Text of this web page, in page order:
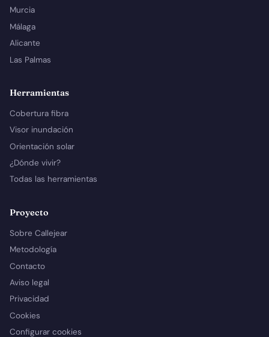
Murcia
Málaga
Alicante
Las Palmas
Herramientas
Cobertura fibra
Visor inundación
Orientación solar
¿Dónde vivir?
Todas las herramientas
Proyecto
Sobre Callejear
Metodología
Contacto
Aviso legal
Privacidad
Cookies
Configurar cookies